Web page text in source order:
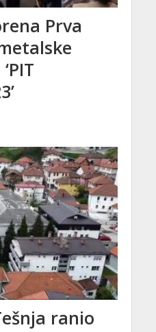
Prva
ranio